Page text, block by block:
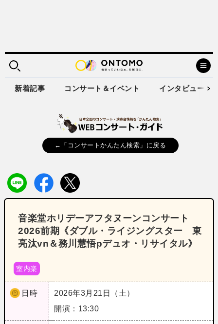
新着記事 コンサート＆イベント インタビュー
←「コンサートかんたん検索」に戻る
音楽堂ホリデーアフタヌーンコンサート
2026前期《ダブル・ライジングスター 東
亮汰vn＆務川慧悟pデュオ・リサイタル》
室内楽
日時
2026年3月21日（土）
開演：13:30